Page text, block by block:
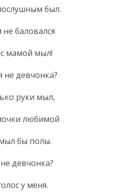
был.
не баловался
мамой мыл!
не девчонка?
руки мыл,
любимой
бы полы.
девчонка?
у меня.